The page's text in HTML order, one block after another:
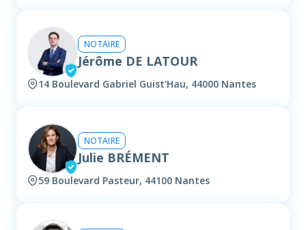
NOTAIRE
Jérôme DE LATOUR
14 Boulevard Gabriel Guist'Hau, 44000 Nantes
NOTAIRE
Julie BRÉMENT
59 Boulevard Pasteur, 44100 Nantes